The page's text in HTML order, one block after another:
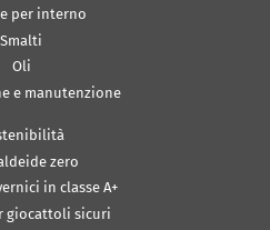
per interno
Smalti
Oli
e manutenzione
zero
in classe A+
giocattoli sicuri